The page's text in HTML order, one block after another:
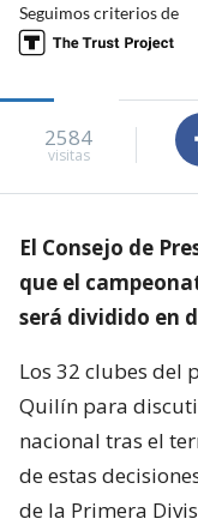
Seguimos criterios de
2584
visitas
El Consejo de
que el
será dividido en
Los 32 clubes del
Quilín para
nacional tras el
de estas
de la Primera